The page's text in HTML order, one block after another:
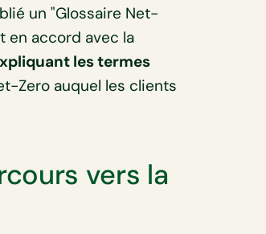
un "Glossaire Net-
en accord avec la
les termes
Zero auquel les clients
vers la